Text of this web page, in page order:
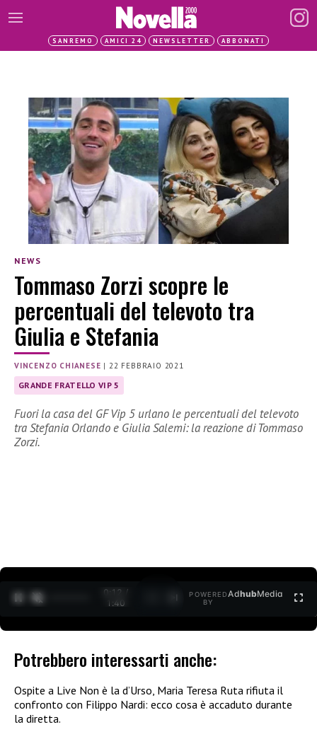
SANREMO AMICI 24 NEWSLETTER ABBONATI
NEWS
Tommaso Zorzi scopre le
percentuali del televoto tra
Giulia e Stefania
VINCENZO CHIANESE |22 FEBBRAIO 2021
GRANDE FRATELLO VIP 5
Fuori la casa del GF Vip 5 urlano le percentuali del televoto
tra Stefania Orlando e Giulia Salemi: la reazione di Tommaso
Zorzi.
0:13 /
1:40
POWERED
BY
AdhubMedia
Potrebbero interessarti anche:
Ospite a Live Non è la d’Urso, Maria Teresa Ruta rifiuta il
confronto con Filippo Nardi: ecco cosa è accaduto durante
la diretta.